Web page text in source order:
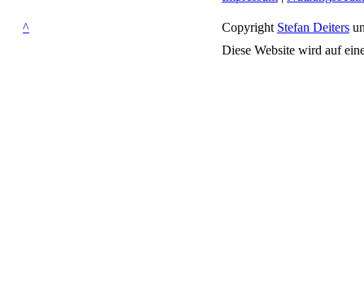
^ Copyright Stefan Deiters
Diese Website wird auf